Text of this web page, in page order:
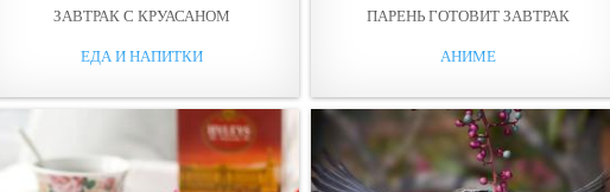
ЗАВТРАК С КРУАСАНОМ
ЕДА И НАПИТКИ
ПАРЕНЬ ГОТОВИТ ЗАВТРАК
АНИМЕ